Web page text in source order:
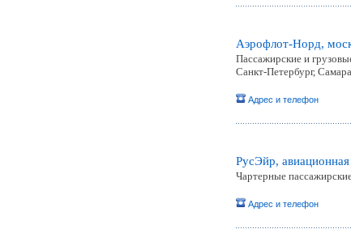
Аэрофлот-Норд,
Пассажирские и
Санкт-Петербург,
Адрес и телефон
РусЭйр,
Чартерные
Адрес и телефон